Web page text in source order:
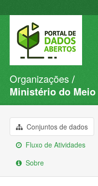
Conjuntos de dados
Organizações
Sobre
Organizações
Ministério do
Conjuntos de dados
Fluxo de Atividades
Sobre